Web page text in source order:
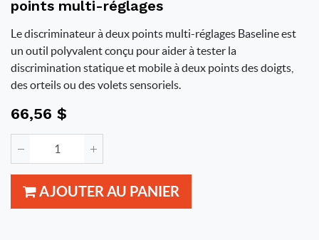
points multi-réglages
Le discriminateur à deux points multi-réglages Baseline est
un outil polyvalent conçu pour aider à tester la
discrimination statique et mobile à deux points des doigts,
des orteils ou des volets sensoriels.
66,56 $
AJOUTER AU PANIER